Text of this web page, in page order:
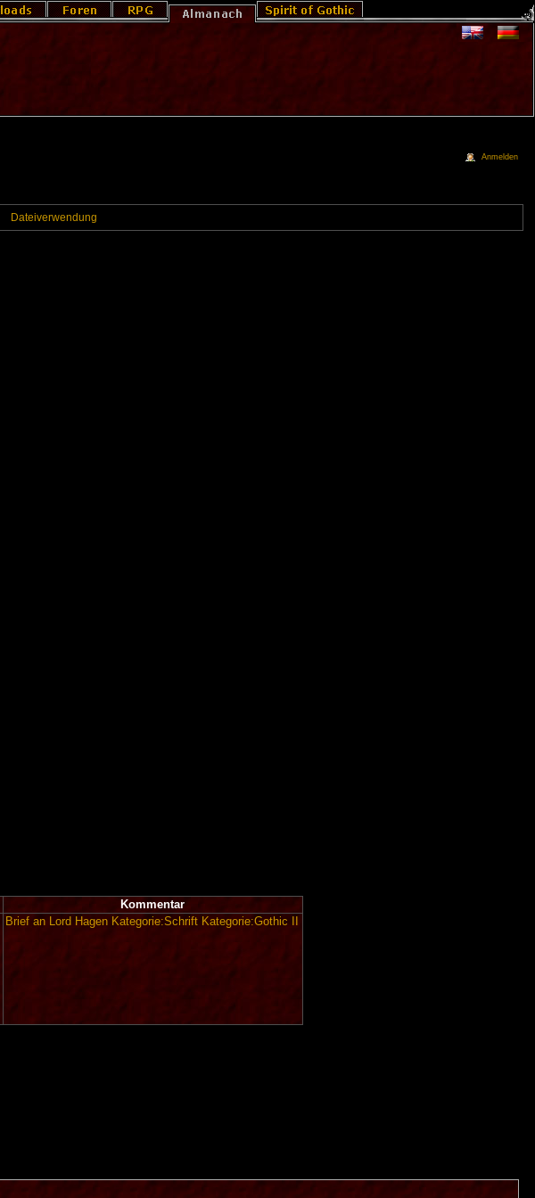
Dateiverwendung
Kommentar
Brief an Lord Hagen Kategorie:Schrift Kategorie:Gothic II
Anmelden